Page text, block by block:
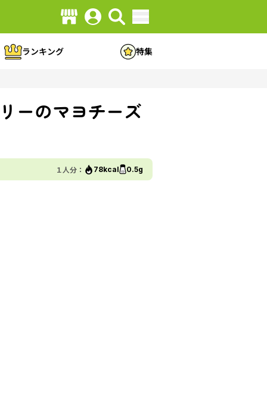
ランキング 特集
ーのマヨチーズ
１人分： 78kcal 0.5g